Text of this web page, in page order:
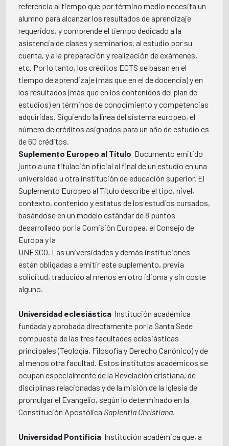
referencia al tiempo que por término medio necesita un
alumno para alcanzar los resultados de aprendizaje
requeridos, y comprende el tiempo dedicado a la
asistencia de clases y seminarios, al estudio por su
cuenta, y a la preparación y realización de exámenes,
etc. Por lo tanto, los créditos ECTS se basan en el
tiempo de aprendizaje (más que en el de docencia) y en
los resultados (más que en los contenidos del plan de
estudios) en términos de conocimiento y competencias
adquiridas. Siguiendo la línea del sistema europeo, el
número de créditos asignados para un año de estudio es
de 60 créditos.
Suplemento Europeo al Título  Documento emitido
junto a una titulación oficial al final de un estudio en una
universidad u otra institución de educación superior. El
Suplemento Europeo al Título describe el tipo, nivel,
contexto, contenido y estatus de los estudios cursados,
basándose en un modelo estándar de 8 puntos
desarrollado por la Comisión Europea, el Consejo de
Europa y la
UNESCO. Las universidades y demás instituciones
están obligadas a emitir este suplemento, previa
solicitud, traducido al menos en otro idioma y sin coste
alguno.
Universidad eclesiástica  Institución académica
fundada y aprobada directamente por la Santa Sede
compuesta de las tres facultades eclesiásticas
principales (Teología, Filosofía y Derecho Canónico) y de
al menos otra facultad. Estos institutos académicos se
ocupan especialmente de la Revelación cristiana, de
disciplinas relacionadas y de la misión de la Iglesia de
promulgar el Evangelio, según lo determinado en la
Constitución Apostólica Sapientia Christiana.
Universidad Pontificia  Institución académica que, a